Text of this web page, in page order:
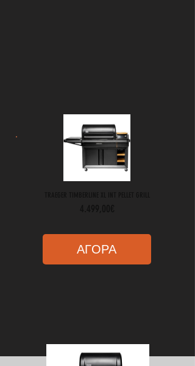
ΑΓΟΡΑ